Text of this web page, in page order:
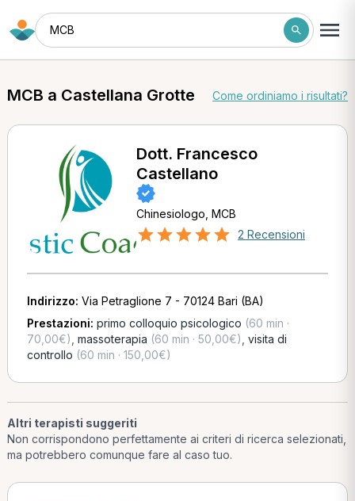
MCB
MCB a Castellana Grotte Come ordiniamo i risultati?
Dott. Francesco
Castellano
Chinesiologo, MCB
2 Recensioni
Indirizzo: Via Petraglione 7 - 70124 Bari (BA)
Prestazioni: primo colloquio psicologico (60 min ·
70,00€) massoterapia (60 min · 50,00€) visita di
controllo (60 min · 150,00€)
Altri terapisti suggeriti
Non corrispondono perfettamente ai criteri di ricerca selezionati,
ma potrebbero comunque fare al caso tuo.